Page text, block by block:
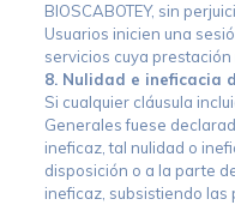
BIOSCABOTEY, sin
Usuarios inicien una
servicios cuya prestación
8. Nulidad e ineficacia
Si cualquier cláusula
Generales fuese
ineficaz, tal nulidad o
disposición o a la parte
ineficaz, subsistiendo